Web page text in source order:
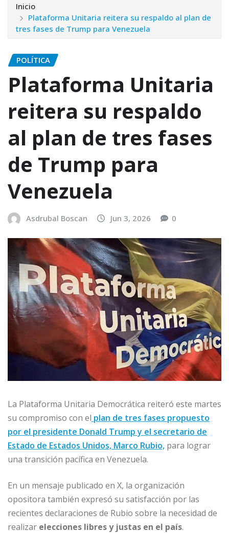
Inicio
Plataforma Unitaria reitera su respaldo al plan de
tres fases de Trump para Venezuela
POLÍTICA
Plataforma Unitaria
reitera su respaldo
al plan de tres fases
de Trump para
Venezuela
Asdrubal Boscan Jun 3, 2026 0
La Plataforma Unitaria Democrática reiteró este martes
su compromiso con el plan de tres fases propuesto
por el presidente Donald Trump y el secretario de
Estado de Estados Unidos, Marco Rubio, para lograr
una transición pacífica en Venezuela.
En un mensaje publicado en X, la organización
opositora también expresó su satisfacción por las
recientes declaraciones de Rubio sobre la necesidad de
realizar elecciones libres y justas en el país.